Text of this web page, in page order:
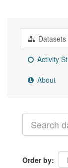
Datasets
Activity
About
Order by